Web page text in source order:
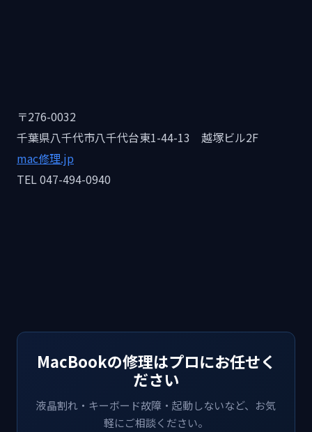
〒276-0032
千葉県八千代市八千代台東1-44-13 越塚ビル2F
mac修理.jp
TEL 047-494-0940
MacBookの修理はプロにお任せく
ださい
液晶割れ・キーボード故障・起動しないなど、お気
軽にご相談ください。